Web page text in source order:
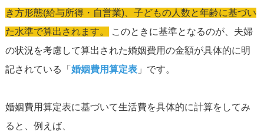
き方形態(給与所得・自営業)、子どもの人数と年齢に基づい
た水準で算出されます。
このときに基準となるのが、夫婦
の状況を考慮して算出された婚姻費用の金額が具体的に明
記されている「 婚姻費用算定表」です。
婚姻費用算定表に基づいて生活費を具体的に計算をしてみ
ると、例えば、